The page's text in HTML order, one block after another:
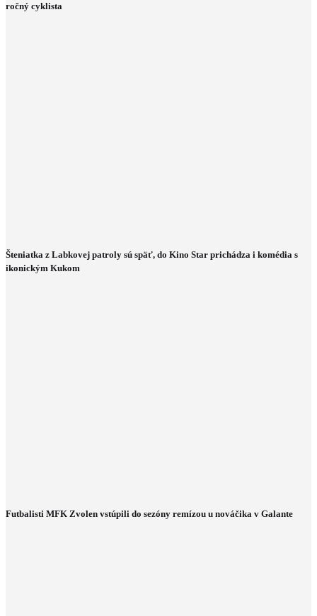
ročný cyklista
Šteniatka z Labkovej patroly sú späť, do Kino Star prichádza i komédia s
ikonickým Kukom
Futbalisti MFK Zvolen vstúpili do sezóny remízou u nováčika v Galante